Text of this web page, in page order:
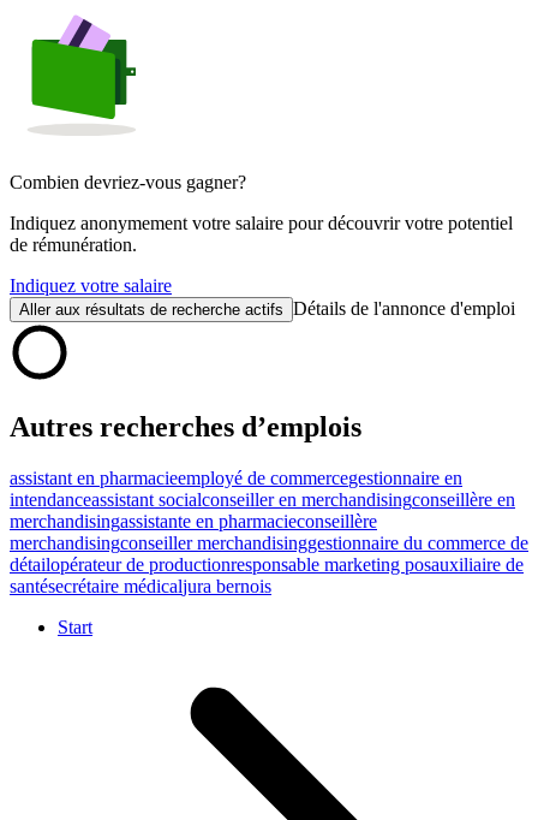
Combien devriez-vous gagner?
Indiquez anonymement votre salaire pour découvrir votre potentiel
de rémunération.
Indiquez votre salaire
Aller aux résultats de recherche actifs Détails de l'annonce d'emploi
Autres recherches d’emplois
assistant en pharmacieemployé de commercegestionnaire en
intendanceassistant socialconseiller en merchandisingconseillère en
merchandisingassistante en pharmacieconseillère
merchandisingconseiller merchandisinggestionnaire du commerce de
détailopérateur de productionresponsable marketing posauxiliaire de
santésecrétaire médicaljura bernois
Start